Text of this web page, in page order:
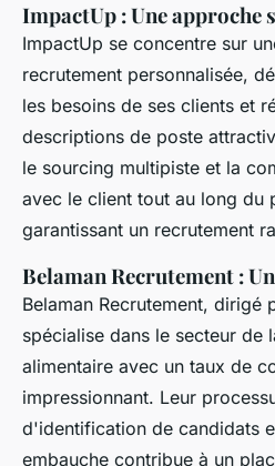
ImpactUp : Une approche
ImpactUp se concentre sur
recrutement personnalisée,
les besoins de ses clients et
descriptions de poste
le sourcing multipiste et la
avec le client tout au long du
garantissant un recrutement
Belaman Recrutement :
Belaman Recrutement, dirigé
spécialise dans le secteur de
alimentaire avec un taux de
impressionnant. Leur
d'identification de candidats
embauche contribue à un